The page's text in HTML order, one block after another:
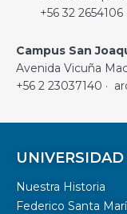
+56 32
Campus San
Avenida Vicuña
+56 2 23037140 ·
UNIVERSIDAD
Nuestra Historia
Federico Santa